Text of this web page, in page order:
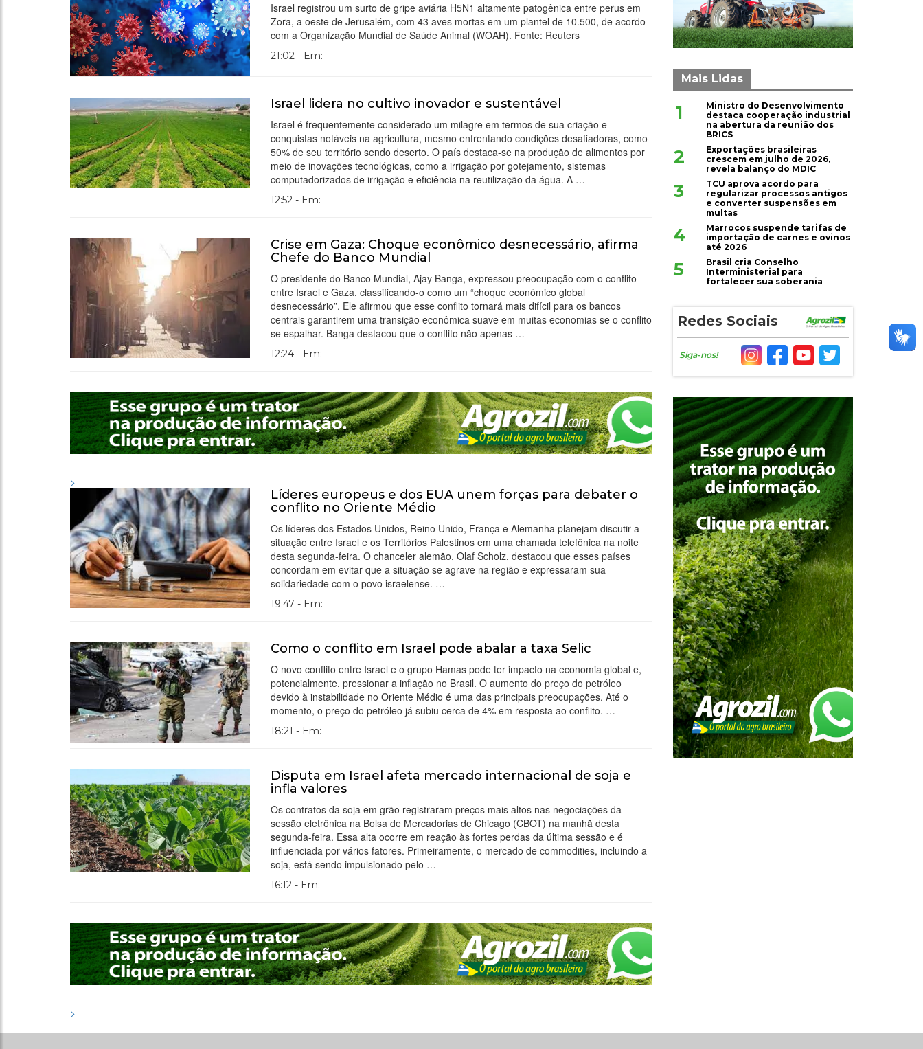
Israel registrou um surto de gripe aviária H5N1 altamente patogênica entre perus em
Zora, a oeste de Jerusalém, com 43 aves mortas em um plantel de 10.500, de acordo
com a Organização Mundial de Saúde Animal (WOAH). Fonte: Reuters
21:02 - Em:
Israel lidera no cultivo inovador e sustentável
Israel é frequentemente considerado um milagre em termos de sua criação e
conquistas notáveis na agricultura, mesmo enfrentando condições desafiadoras, como
50% de seu território sendo deserto. O país destaca-se na produção de alimentos por
meio de inovações tecnológicas, como a irrigação por gotejamento, sistemas
computadorizados de irrigação e eficiência na reutilização da água. A …
12:52 - Em:
Crise em Gaza: Choque econômico desnecessário, afirma
Chefe do Banco Mundial
O presidente do Banco Mundial, Ajay Banga, expressou preocupação com o conflito
entre Israel e Gaza, classificando-o como um “choque econômico global
desnecessário”. Ele afirmou que esse conflito tornará mais difícil para os bancos
centrais garantirem uma transição econômica suave em muitas economias se o conflito
se espalhar. Banga destacou que o conflito não apenas …
12:24 - Em:
>
Líderes europeus e dos EUA unem forças para debater o
conflito no Oriente Médio
Os líderes dos Estados Unidos, Reino Unido, França e Alemanha planejam discutir a
situação entre Israel e os Territórios Palestinos em uma chamada telefônica na noite
desta segunda-feira. O chanceler alemão, Olaf Scholz, destacou que esses países
concordam em evitar que a situação se agrave na região e expressaram sua
solidariedade com o povo israelense. …
19:47 - Em:
Como o conflito em Israel pode abalar a taxa Selic
O novo conflito entre Israel e o grupo Hamas pode ter impacto na economia global e,
potencialmente, pressionar a inflação no Brasil. O aumento do preço do petróleo
devido à instabilidade no Oriente Médio é uma das principais preocupações. Até o
momento, o preço do petróleo já subiu cerca de 4% em resposta ao conflito. …
18:21 - Em:
Disputa em Israel afeta mercado internacional de soja e
infla valores
Os contratos da soja em grão registraram preços mais altos nas negociações da
sessão eletrônica na Bolsa de Mercadorias de Chicago (CBOT) na manhã desta
segunda-feira. Essa alta ocorre em reação às fortes perdas da última sessão e é
influenciada por vários fatores. Primeiramente, o mercado de commodities, incluindo a
soja, está sendo impulsionado pelo …
16:12 - Em:
>
Mais Lidas
1
Ministro do Desenvolvimento
destaca cooperação industrial
na abertura da reunião dos
BRICS
2
Exportações brasileiras
crescem em julho de 2026,
revela balanço do MDIC
3
TCU aprova acordo para
regularizar processos antigos
e converter suspensões em
multas
4
Marrocos suspende tarifas de
importação de carnes e ovinos
até 2026
5
Brasil cria Conselho
Interministerial para
fortalecer sua soberania
Redes Sociais
Siga-nos!